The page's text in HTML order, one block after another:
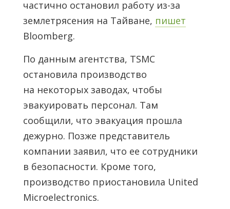
частично остановил работу из-за
землетрясения на Тайване, пишет
Bloomberg.
По данным агентства, TSMC
остановила производство
на некоторых заводах, чтобы
эвакуировать персонал. Там
сообщили, что эвакуация прошла
дежурно. Позже представитель
компании заявил, что ее сотрудники
в безопасности. Кроме того,
производство приостановила United
Microelectronics.